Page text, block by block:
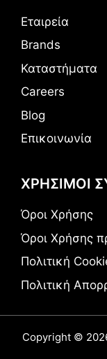
Εταιρεία
Brands
Καταστήματα
Careers
Blog
Επικοινωνία
ΧΡΗΣΙΜΟΙ
Όροι Χρήσης
Όροι Χρήσης
Πολιτική
Πολιτική
Copyright ©